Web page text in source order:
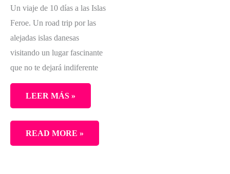
Un viaje de 10 días a las Islas
Feroe. Un road trip por las
alejadas islas danesas
visitando un lugar fascinante
que no te dejará indiferente
LEER MÁS »
10
DÍAS
READ MORE »